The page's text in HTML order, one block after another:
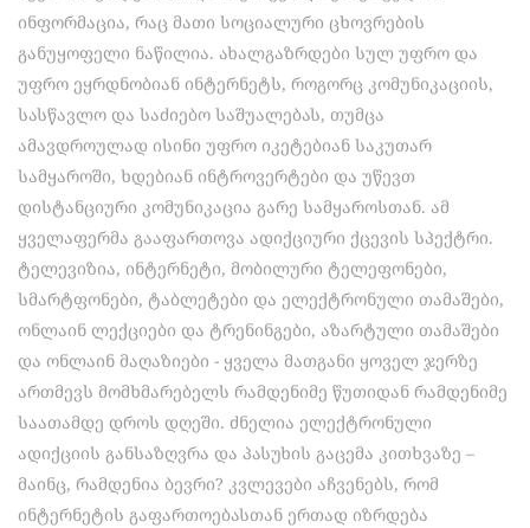
ინფორმაცია, რაც მათი სოციალური ცხოვრების
განუყოფელი ნაწილია. ახალგაზრდები სულ უფრო და
უფრო ეყრდნობიან ინტერნეტს, როგორც კომუნიკაციის,
სასწავლო და საძიებო საშუალებას, თუმცა
ამავდროულად ისინი უფრო იკეტებიან საკუთარ
სამყაროში, ხდებიან ინტროვერტები და უწევთ
დისტანციური კომუნიკაცია გარე სამყაროსთან. ამ
ყველაფერმა გააფართოვა ადიქციური ქცევის სპექტრი.
ტელევიზია, ინტერნეტი, მობილური ტელეფონები,
სმარტფონები, ტაბლეტები და ელექტრონული თამაშები,
ონლაინ ლექციები და ტრენინგები, აზარტული თამაშები
და ონლაინ მაღაზიები − ყველა მათგანი ყოველ ჯერზე
ართმევს მომხმარებელს რამდენიმე წუთიდან რამდენიმე
საათამდე დროს დღეში. ძნელია ელექტრონული
ადიქციის განსაზღვრა და პასუხის გაცემა კითხვაზე –
მაინც, რამდენია ბევრი? კვლევები აჩვენებს, რომ
ინტერნეტის გაფართოებასთან ერთად იზრდება